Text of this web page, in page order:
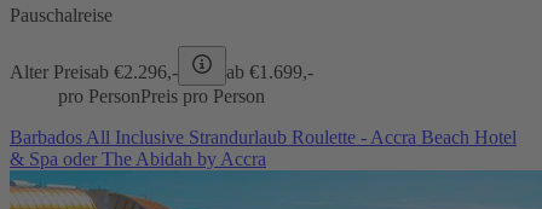
Pauschalreise
Alter Preisab €2.296,- ab €1.699,-
pro PersonPreis pro Person
Barbados All Inclusive Strandurlaub Roulette - Accra Beach Hotel
& Spa oder The Abidah by Accra